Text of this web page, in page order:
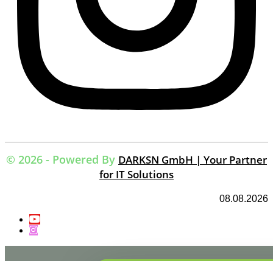
© 2026 - Powered By DARKSN GmbH | Your Partner
for IT Solutions
08.08.2026